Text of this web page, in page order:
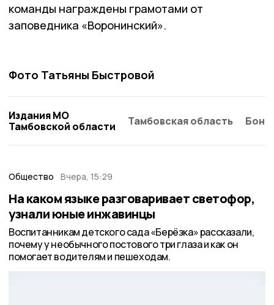
команды награждены грамотами от
заповедника «Воронинский».
Фото Татьяны Быстровой
Издания МО
Тамбовской области
Тамбовская область
Общество Вчера, 15:29
На каком языке разговаривает светофор,
узнали юные инжавинцы
Воспитанникам детского сада «Берёзка» рассказали,
почему у необычного постового три глаза и как он
помогает водителям и пешеходам.